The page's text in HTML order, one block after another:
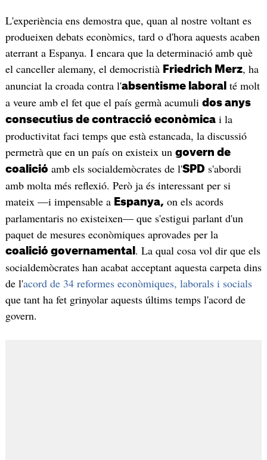
L'experiència ens demostra que, quan al nostre voltant es
produeixen debats econòmics, tard o d'hora aquests acaben
aterrant a Espanya. I encara que la determinació amb què
el canceller alemany, el democristià Friedrich Merz, ha
anunciat la croada contra l'absentisme laboral té molt
a veure amb el fet que el país germà acumuli dos anys
consecutius de contracció econòmicai la
productivitat faci temps que està estancada, la discussió
permetrà que en un país on existeix un govern de
coalició amb els socialdemòcrates de l'SPD s'abordi
amb molta més reflexió. Però ja és interessant per si
mateix —i impensable a Espanya, on els acords
parlamentaris no existeixen— que s'estigui parlant d'un
paquet de mesures econòmiques aprovades per la
coalició governamental . La qual cosa vol dir que els
socialdemòcrates han acabat acceptant aquesta carpeta dins
de l'acord de 34 reformes econòmiques, laborals i socials
que tant ha fet grinyolar aquests últims temps l'acord de
govern.